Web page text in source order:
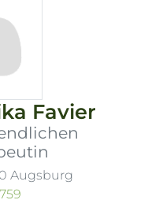
Favier
Augsburg